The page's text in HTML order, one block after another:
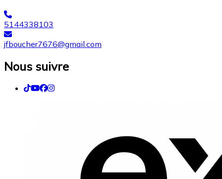
5144338103
jfboucher7676@gmail.com
Nous suivre